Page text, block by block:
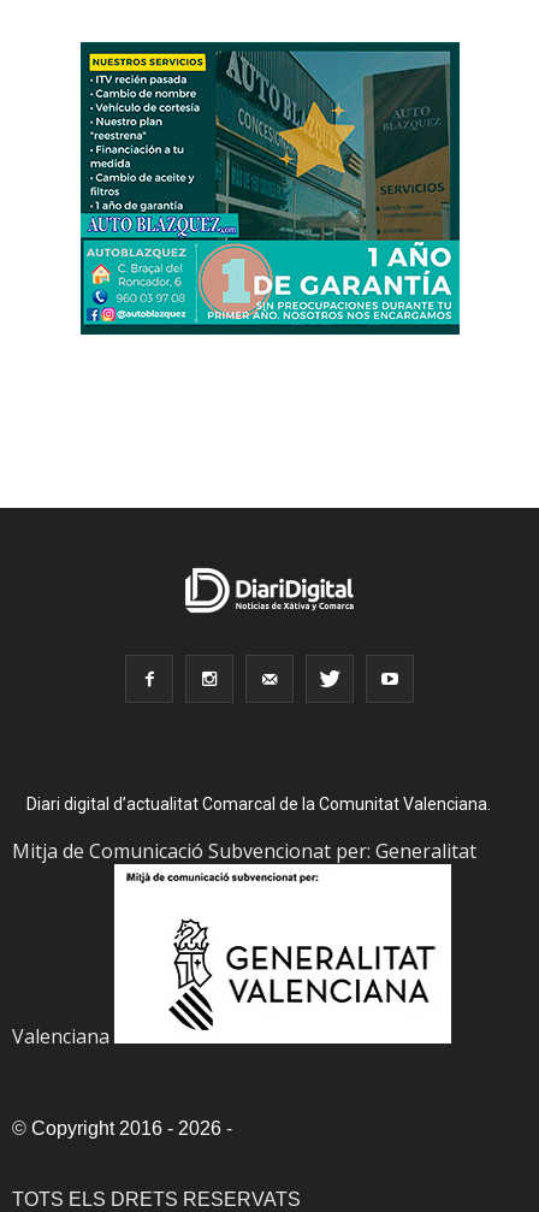
Diari digital d’actualitat Comarcal de la Comunitat Valenciana.
Mitja de Comunicació Subvencionat per: Generalitat
Valenciana
© Copyright 2016 - 2026 -
TOTS ELS DRETS RESERVATS